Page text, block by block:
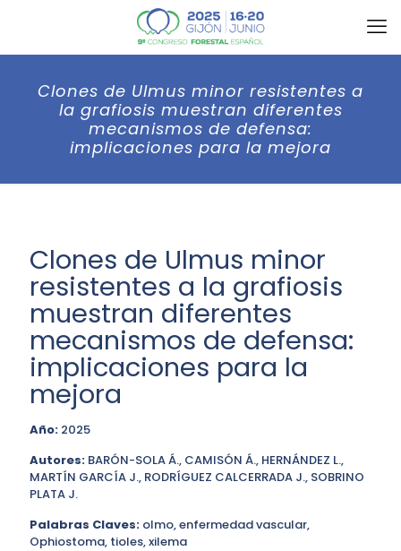
Clones de Ulmus minor resistentes a
la grafiosis muestran diferentes
mecanismos de defensa:
implicaciones para la mejora
Clones de Ulmus minor
resistentes a la grafiosis
muestran diferentes
mecanismos de defensa:
implicaciones para la
mejora
Año: 2025
Autores: BARÓN-SOLA Á., CAMISÓN Á., HERNÁNDEZ L.,
MARTÍN GARCÍA J., RODRÍGUEZ CALCERRADA J., SOBRINO
PLATA J.
Palabras Claves: olmo, enfermedad vascular,
Ophiostoma, tioles, xilema